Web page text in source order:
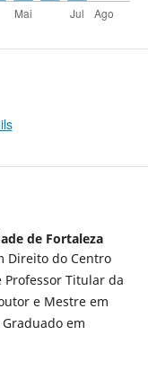
de Fortaleza
Direito do Centro
Professor Titular da
e Mestre em
em